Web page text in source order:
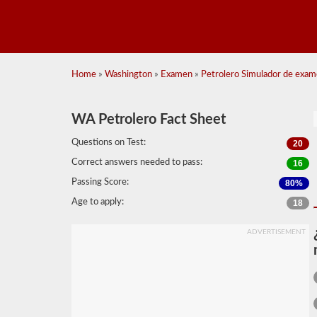
Home » Washington » Examen » Petrolero Simulador de
WA Petrolero Fact Sheet
Questions on Test: 20
Correct answers needed to pass: 16
Passing Score: 80%
Age to apply: 18
ADVERTISEMENT